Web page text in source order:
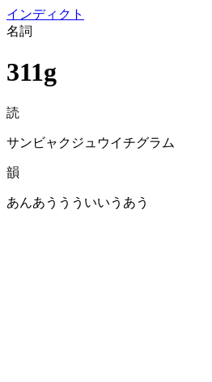
インディクト
名詞
311g
読
サンビャクジュウイチグラム
韻
あんあううういいうあう